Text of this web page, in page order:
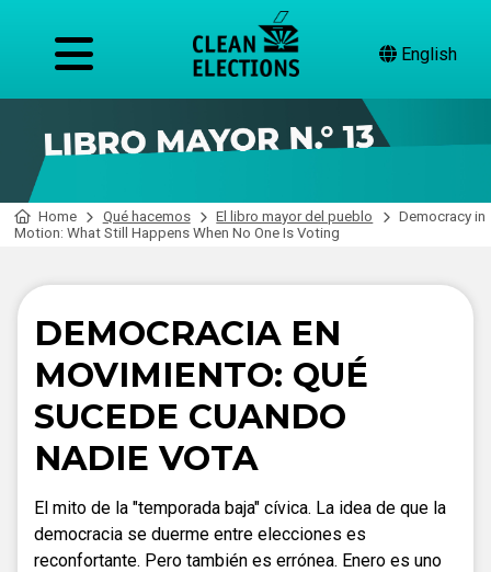
English
Home Qué hacemos El libro mayor del pueblo
Democracy in
Motion: What Still Happens When No One Is Voting
DEMOCRACIA EN
MOVIMIENTO: QUÉ
SUCEDE CUANDO
NADIE VOTA
El mito de la "temporada baja" cívica. La idea de que la
democracia se duerme entre elecciones es
reconfortante. Pero también es errónea. Enero es uno